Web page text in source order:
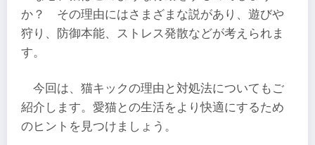
か？ その理由にはさまざまな説があり、遊びや
狩り、防御本能、ストレス発散などが考えられま
す。
今回は、猫キックの理由と対処法についてもご
紹介します。愛猫との生活をより快適にするため
のヒントを見つけましょう。